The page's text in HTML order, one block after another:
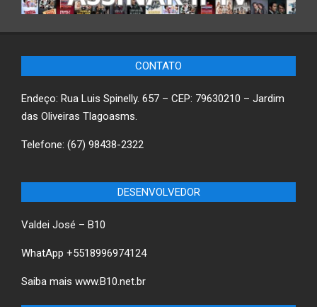
CONTATO
Endeço: Rua Luis Spinelly. 657 – CEP: 79630210 – Jardim
das Oliveiras Tlagoasms.
Telefone: (67) 98438-2322
DESENVOLVEDOR
Valdei José – B10
WhatApp +5518996974124
Saiba mais www.B10.net.br